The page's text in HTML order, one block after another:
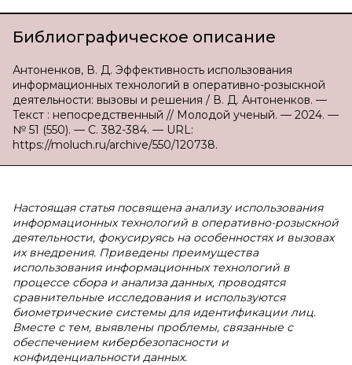
Библиографическое описание
Антоненков, В. Д. Эффективность использования
информационных технологий в оперативно-розыскной
деятельности: вызовы и решения / В. Д. Антоненков. —
Текст : непосредственный // Молодой ученый. — 2024. —
№ 51 (550). — С. 382-384. — URL:
https://moluch.ru/archive/550/120738.
Настоящая статья посвящена анализу использования
информационных технологий в оперативно-розыскной
деятельности, фокусируясь на особенностях и вызовах
их внедрения. Приведены преимущества
использования информационных технологий в
процессе сбора и анализа данных, проводятся
сравнительные исследования и используются
биометрические системы для идентификации лиц.
Вместе с тем, выявлены проблемы, связанные с
обеспечением кибербезопасности и
конфиденциальности данных.